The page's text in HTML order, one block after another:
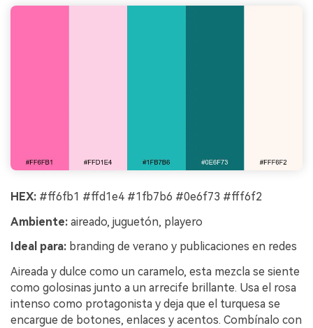
HEX: #ff6fb1 #ffd1e4 #1fb7b6 #0e6f73 #fff6f2
Ambiente: aireado, juguetón, playero
Ideal para: branding de verano y publicaciones en redes
Aireada y dulce como un caramelo, esta mezcla se siente
como golosinas junto a un arrecife brillante. Usa el rosa
intenso como protagonista y deja que el turquesa se
encargue de botones, enlaces y acentos. Combínalo con